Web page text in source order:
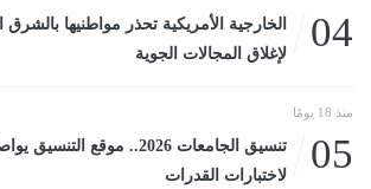
04
الخارجية الأمريكية تحذر مواطنيها
لإغلاق المجالات الجوية
منذ 18 يومًا
05
تنسيق الجامعات 2026.. موقع
لاختبارات القدرات